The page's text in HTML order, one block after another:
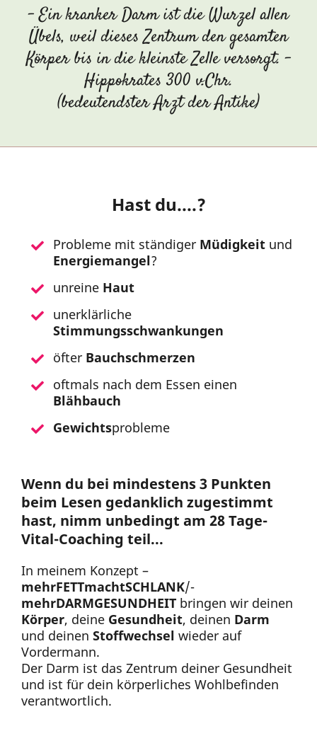
- Ein kranker Darm ist die Wurzel allen
Übels, weil dieses Zentrum den gesamten
Körper bis in die kleinste Zelle versorgt. -
Hippokrates 300 v.Chr.
(bedeutendster Arzt der Antike)
Hast du....?
Probleme mit ständiger Müdigkeit und
Energiemangel?
unreine Haut
unerklärliche
Stimmungsschwankungen
öfter Bauchschmerzen
oftmals nach dem Essen einen
Blähbauch
Gewichtsprobleme
Wenn du bei mindestens 3 Punkten
beim Lesen gedanklich zugestimmt
hast, nimm unbedingt am 28 Tage-
Vital-Coaching teil...
In meinem Konzept –
mehrFETTmachtSCHLANK/-
mehrDARMGESUNDHEIT bringen wir deinen
Körper, deine Gesundheit, deinen Darm
und deinen Stoffwechsel wieder auf
Vordermann.
Der Darm ist das Zentrum deiner Gesundheit
und ist für dein körperliches Wohlbefinden
verantwortlich.